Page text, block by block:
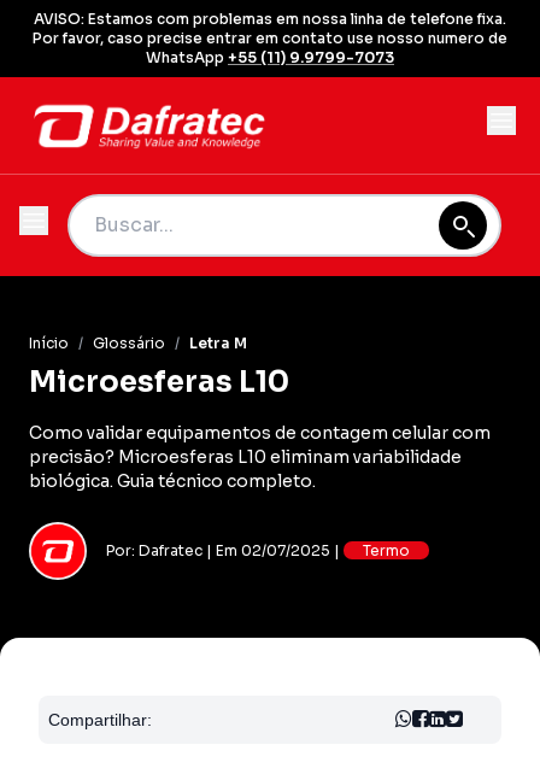
AVISO: Estamos com problemas em nossa linha de telefone fixa.
Por favor, caso precise entrar em contato use nosso numero de
WhatsApp +55 (11) 9.9799-7073
Início / Glossário / Letra M
Microesferas L10
Como validar equipamentos de contagem celular com
precisão? Microesferas L10 eliminam variabilidade
biológica. Guia técnico completo.
Por: Dafratec | Em 02/07/2025 | Termo
Compartilhar: